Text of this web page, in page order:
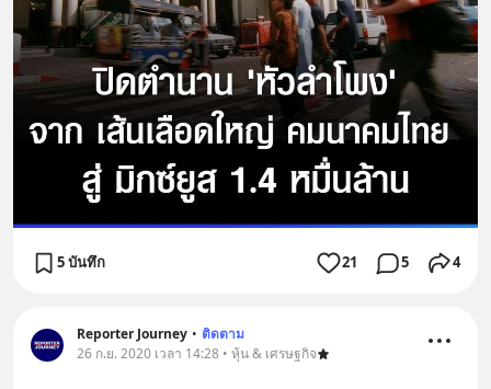
5 บันทึก 21 5 4
Reporter Journey • ติดตาม
26 ก.ย. 2020 เวลา 14:28 • หุ้น & เศรษฐกิจ